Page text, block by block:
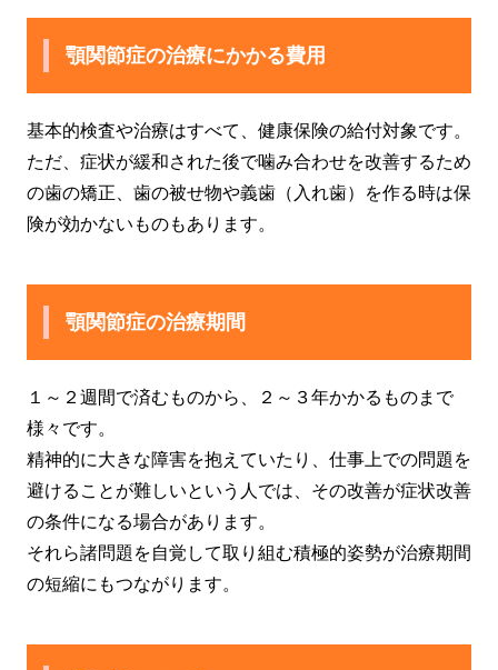
顎関節症の治療にかかる費用
基本的検査や治療はすべて、健康保険の給付対象です。
ただ、症状が緩和された後で噛み合わせを改善するため
の歯の矯正、歯の被せ物や義歯（入れ歯）を作る時は保
険が効かないものもあります。
顎関節症の治療期間
１～２週間で済むものから、２～３年かかるものまで
様々です。
精神的に大きな障害を抱えていたり、仕事上での問題を
避けることが難しいという人では、その改善が症状改善
の条件になる場合があります。
それら諸問題を自覚して取り組む積極的姿勢が治療期間
の短縮にもつながります。